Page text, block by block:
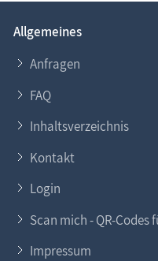
Allgemeines
Anfragen
FAQ
Inhaltsverzeichnis
Kontakt
Login
Scan mich - QR-Codes
Impressum